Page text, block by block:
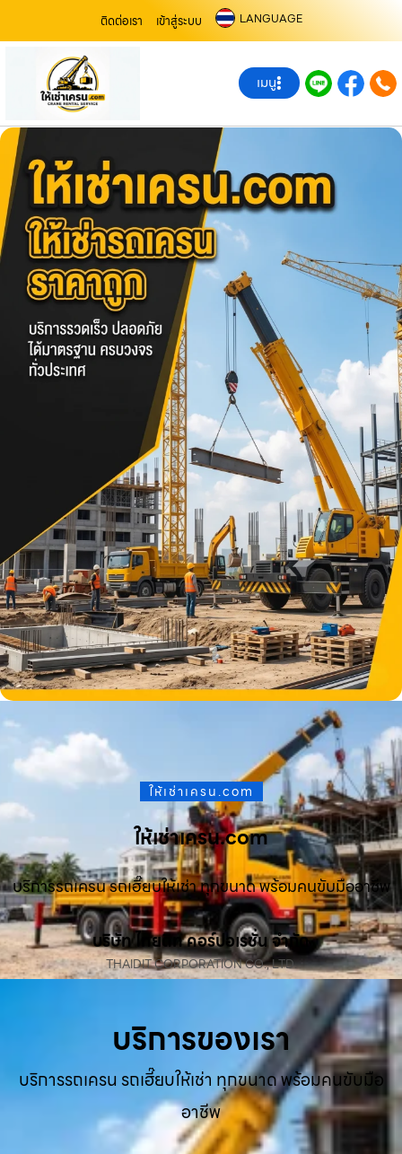
ติดต่อเรา เข้าสู่ระบบ LANGUAGE
เมนู
ให้เช่าเครน.com
ให้เช่าเครน.com
บริการรถเครน รถเฮี๊ยบให้เช่า ทุกขนาด พร้อมคนขับมืออาชีพ
บริษัท ไทยดิท คอร์ปอเรชั่น จำกัด
THAIDIT CORPORATION CO., LTD.
บริการของเรา
บริการรถเครน รถเฮี๊ยบให้เช่า ทุกขนาด พร้อมคนขับมือ
อาชีพ